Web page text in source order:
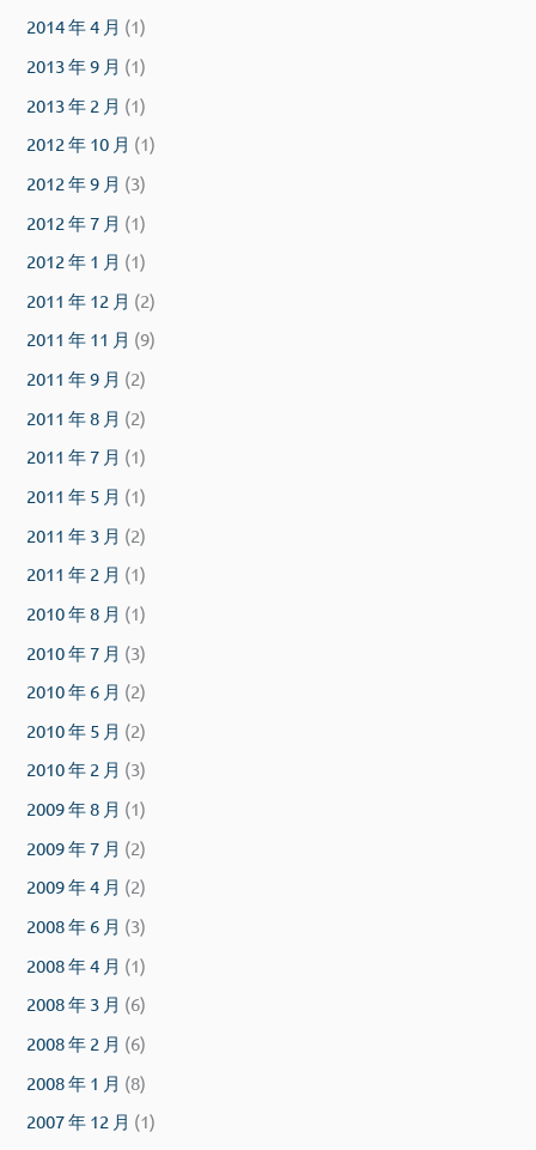
2014 年 4 月 (1)
2013 年 9 月 (1)
2013 年 2 月 (1)
2012 年 10 月 (1)
2012 年 9 月 (3)
2012 年 7 月 (1)
2012 年 1 月 (1)
2011 年 12 月 (2)
2011 年 11 月 (9)
2011 年 9 月 (2)
2011 年 8 月 (2)
2011 年 7 月 (1)
2011 年 5 月 (1)
2011 年 3 月 (2)
2011 年 2 月 (1)
2010 年 8 月 (1)
2010 年 7 月 (3)
2010 年 6 月 (2)
2010 年 5 月 (2)
2010 年 2 月 (3)
2009 年 8 月 (1)
2009 年 7 月 (2)
2009 年 4 月 (2)
2008 年 6 月 (3)
2008 年 4 月 (1)
2008 年 3 月 (6)
2008 年 2 月 (6)
2008 年 1 月 (8)
2007 年 12 月 (1)